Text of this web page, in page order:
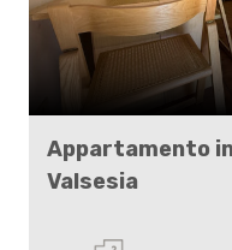
Appartamento
Valsesia